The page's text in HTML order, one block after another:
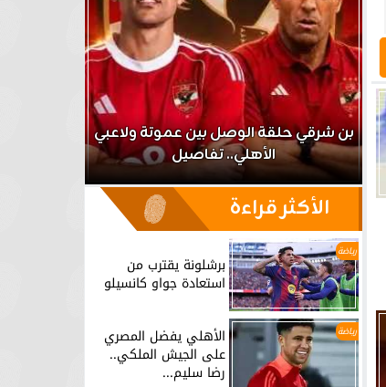
بن شرقي حلقة الوصل بين عموتة ولاعبي
الأهلي.. تفاصيل
الأكثر قراءة
رياضة
برشلونة يقترب من
استعادة جواو كانسيلو
رياضة الأهلي يفضل المصري
على الجيش الملكي..
رضا سليم...